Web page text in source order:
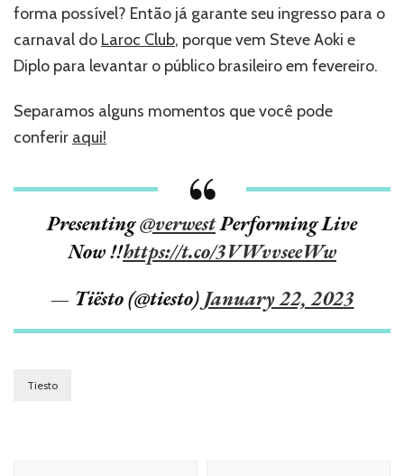
forma possível? Então já garante seu ingresso para o
carnaval do Laroc Club, porque vem Steve Aoki e
Diplo para levantar o público brasileiro em fevereiro.
Separamos alguns momentos que você pode
conferir aqui!
Presenting@verwestPerforming Live
Now !!https://t.co/3VWvvseeWw
— Tiësto (@tiesto) January 22, 2023
Tiesto